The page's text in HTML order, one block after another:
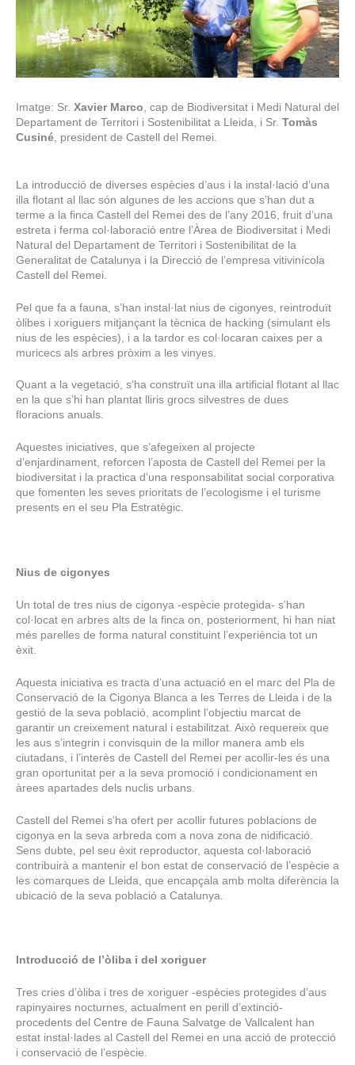
Imatge: Sr. Xavier Marco , cap de Biodiversitat i Medi Natural del
Departament de Territori i Sostenibilitat a Lleida, i Sr. Tomàs
Cusiné , president de Castell del Remei.
La introducció de diverses espècies d’aus i la instal·lació d’una
illa flotant al llac són algunes de les accions que s’han dut a
terme a la finca Castell del Remei des de l’any 2016, fruit d’una
estreta i ferma col·laboració entre l’Àrea de Biodiversitat i Medi
Natural del Departament de Territori i Sostenibilitat de la
Generalitat de Catalunya i la Direcció de l’empresa vitivinícola
Castell del Remei.
Pel que fa a fauna, s’han instal·lat nius de cigonyes, reintroduït
òlibes i xoriguers mitjançant la tècnica de hacking (simulant els
nius de les espècies), i a la tardor es col·locaran caixes per a
muricecs als arbres pròxim a les vinyes.
Quant a la vegetació, s’ha construït una illa artificial flotant al llac
en la que s’hi han plantat lliris grocs silvestres de dues
floracions anuals.
Aquestes iniciatives, que s’afegeixen al projecte
d’enjardinament, reforcen l’aposta de Castell del Remei per la
biodiversitat i la practica d’una responsabilitat social corporativa
que fomenten les seves prioritats de l’ecologisme i el turisme
presents en el seu Pla Estratègic.
Nius de cigonyes
Un total de tres nius de cigonya -espècie protegida- s’han
col·locat en arbres alts de la finca on, posteriorment, hi han niat
més parelles de forma natural constituint l’experiència tot un
èxit.
Aquesta iniciativa es tracta d’una actuació en el marc del Pla de
Conservació de la Cigonya Blanca a les Terres de Lleida i de la
gestió de la seva població, acomplint l’objectiu marcat de
garantir un creixement natural i estabilitzat. Això requereix que
les aus s’integrin i convisquin de la millor manera amb els
ciutadans, i l’interès de Castell del Remei per acollir-les és una
gran oportunitat per a la seva promoció i condicionament en
àrees apartades dels nuclis urbans.
Castell del Remei s’ha ofert per acollir futures poblacions de
cigonya en la seva arbreda com a nova zona de nidificació.
Sens dubte, pel seu èxit reproductor, aquesta col·laboració
contribuirà a mantenir el bon estat de conservació de l’espècie a
les comarques de Lleida, que encapçala amb molta diferència la
ubicació de la seva població a Catalunya.
Introducció de l’òliba i del xoriguer
Tres cries d’òliba i tres de xoriguer -espècies protegides d’aus
rapinyaires nocturnes, actualment en perill d’extinció-
procedents del Centre de Fauna Salvatge de Vallcalent han
estat instal·lades al Castell del Remei en una acció de protecció
i conservació de l’espècie.